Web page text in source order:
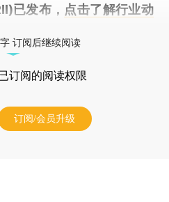
已发布， 点击了解行业动
订阅后继续阅读
订阅的阅读权限
订阅/会员升级